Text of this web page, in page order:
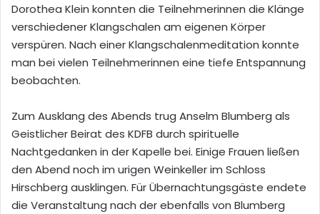
Dorothea Klein konnten die Teilnehmerinnen die Klänge
verschiedener Klangschalen am eigenen Körper
verspüren. Nach einer Klangschalenmeditation konnte
man bei vielen Teilnehmerinnen eine tiefe Entspannung
beobachten.
Zum Ausklang des Abends trug Anselm Blumberg als
Geistlicher Beirat des KDFB durch spirituelle
Nachtgedanken in der Kapelle bei. Einige Frauen ließen
den Abend noch im urigen Weinkeller im Schloss
Hirschberg ausklingen. Für Übernachtungsgäste endete
die Veranstaltung nach der ebenfalls von Blumberg